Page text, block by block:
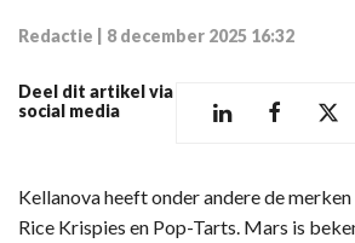
Redactie 8 december 2025 16:32
Deel dit artikel via
social media
Kellanova heeft onder andere de merken
Rice Krispies en Pop-Tarts. Mars is